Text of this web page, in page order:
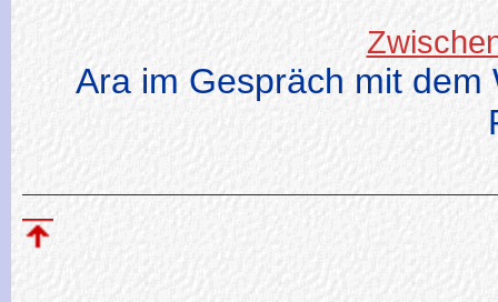
Ara im Gespräch mit